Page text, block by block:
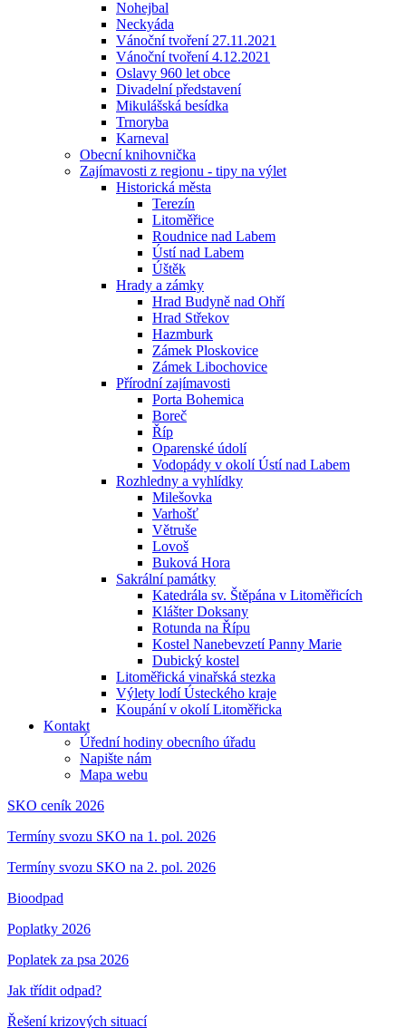
Nohejbal
Neckyáda
Vánoční tvoření 27.11.2021
Vánoční tvoření 4.12.2021
Oslavy 960 let obce
Divadelní představení
Mikulášská besídka
Trnoryba
Karneval
Obecní knihovnička
Zajímavosti z regionu - tipy na výlet
Historická města
Terezín
Litoměřice
Roudnice nad Labem
Ústí nad Labem
Úštěk
Hrady a zámky
Hrad Budyně nad Ohří
Hrad Střekov
Hazmburk
Zámek Ploskovice
Zámek Libochovice
Přírodní zajímavosti
Porta Bohemica
Boreč
Říp
Oparenské údolí
Vodopády v okolí Ústí nad Labem
Rozhledny a vyhlídky
Milešovka
Varhošť
Větruše
Lovoš
Buková Hora
Sakrální památky
Katedrála sv. Štěpána v Litoměřicích
Klášter Doksany
Rotunda na Řípu
Kostel Nanebevzetí Panny Marie
Dubický kostel
Litoměřická vinařská stezka
Výlety lodí Ústeckého kraje
Koupání v okolí Litoměřicka
Kontakt
Úřední hodiny obecního úřadu
Napište nám
Mapa webu
SKO ceník 2026
Termíny svozu SKO na 1. pol. 2026
Termíny svozu SKO na 2. pol. 2026
Bioodpad
Poplatky 2026
Poplatek za psa 2026
Jak třídit odpad?
Řešení krizových situací